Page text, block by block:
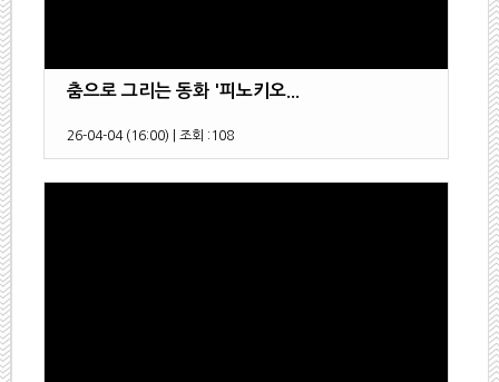
춤으로 그리는 동화 '피노키오...
26-04-04 (16:00) 조회 : 108